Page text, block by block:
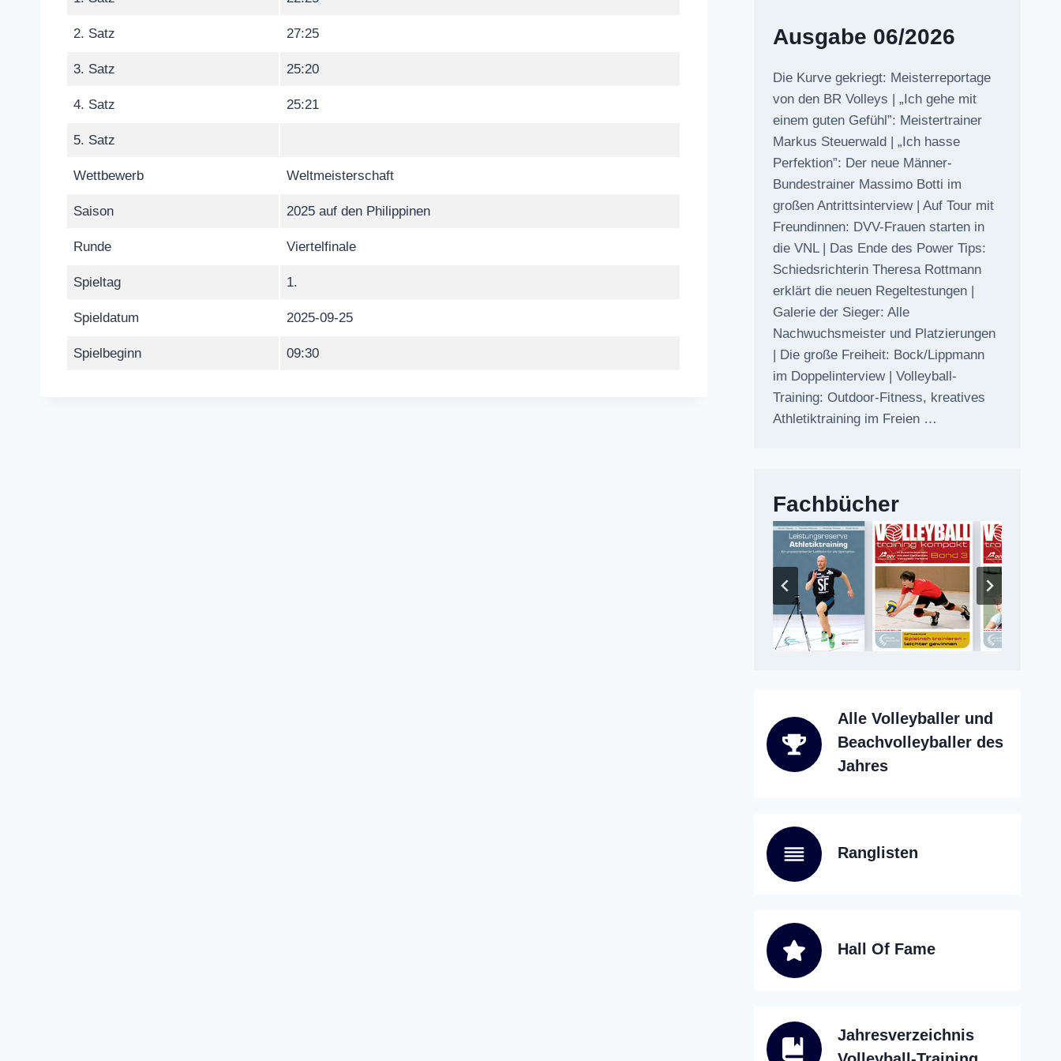
2. Satz 27:25
3. Satz 25:20
4. Satz 25:21
5. Satz
Wettbewerb Weltmeisterschaft
Saison 2025 auf den Philippinen
Runde Viertelfinale
Spieltag 1.
Spieldatum 2025-09-25
Spielbeginn 09:30
Ausgabe 06/2026
Die Kurve gekriegt: Meisterreportage
von den BR Volleys | „Ich gehe mit
einem guten Gefühl”: Meistertrainer
Markus Steuerwald | „Ich hasse
Perfektion”: Der neue Männer-
Bundestrainer Massimo Botti im
großen Antrittsinterview | Auf Tour mit
Freundinnen: DVV-Frauen starten in
die VNL | Das Ende des Power Tips:
Schiedsrichterin Theresa Rottmann
erklärt die neuen Regeltestungen |
Galerie der Sieger: Alle
Nachwuchsmeister und Platzierungen
| Die große Freiheit: Bock/Lippmann
im Doppelinterview | Volleyball-
Training: Outdoor-Fitness, kreatives
Athletiktraining im Freien …
Fachbücher
Alle Volleyballer und
Beachvolleyballer des
Jahres
Ranglisten
Hall Of Fame
Jahresverzeichnis